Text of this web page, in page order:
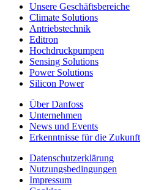
Unsere Geschäftsbereiche
Climate Solutions
Antriebstechnik
Editron
Hochdruckpumpen
Sensing Solutions
Power Solutions
Silicon Power
Über Danfoss
Unternehmen
News und Events
Erkenntnisse für die Zukunft
Datenschutzerklärung
Nutzungsbedingungen
Impressum